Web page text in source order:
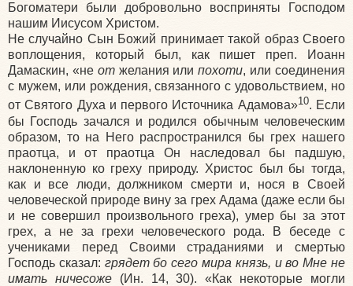
Богоматери были добровольно восприняты Господом
нашим Иисусом Христом.
Не случайно Сын Божий принимает такой образ Своего
воплощения, который был, как пишет преп. Иоанн
Дамаскин, «не от желания илипохоти, или соединения
с мужем, или рождения, связанного с удовольствием, но
от Святого Духа и первого Источника Адамова»10. Если
бы Господь зачался и родился обычным человеческим
образом, то на Него распространился бы грех нашего
праотца, и от праотца Он наследовал бы падшую,
наклоненную ко греху природу. Христос был бы тогда,
как и все люди, должником смерти и, нося в Своей
человеческой природе вину за грех Адама (даже если бы
и не совершил произвольного греха), умер бы за этот
грех, а не за грехи человеческого рода. В беседе с
учениками перед Своими страданиями и смертью
Господь сказал: грядет бо сего мира князь, и во Мне не
имать ничесоже (Ин. 14, 30). «Как некоторые могли